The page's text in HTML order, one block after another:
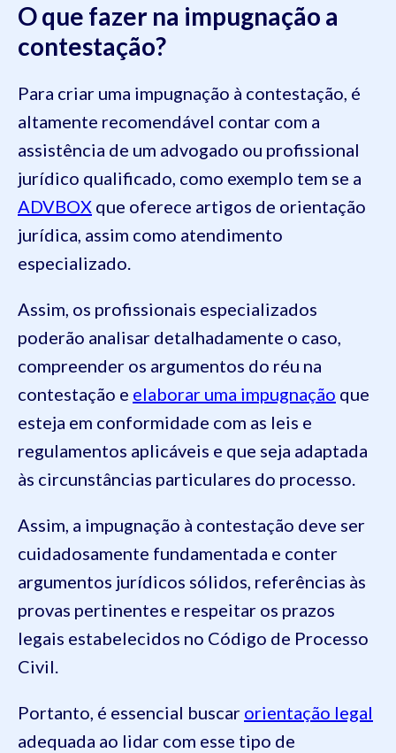
O que fazer na impugnação a
contestação?
Para criar uma impugnação à contestação, é
altamente recomendável contar com a
assistência de um advogado ou profissional
jurídico qualificado, como exemplo tem se a
ADVBOX que oferece artigos de orientação
jurídica, assim como atendimento
especializado.
Assim, os profissionais especializados
poderão analisar detalhadamente o caso,
compreender os argumentos do réu na
contestação e elaborar uma impugnação que
esteja em conformidade com as leis e
regulamentos aplicáveis e que seja adaptada
às circunstâncias particulares do processo.
Assim, a impugnação à contestação deve ser
cuidadosamente fundamentada e conter
argumentos jurídicos sólidos, referências às
provas pertinentes e respeitar os prazos
legais estabelecidos no Código de Processo
Civil.
Portanto, é essencial buscar orientação legal
adequada ao lidar com esse tipo de